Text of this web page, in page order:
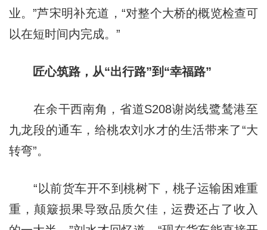
业。”芦宋明补充道，“对整个大桥的概览检查可
以在短时间内完成。”
匠心筑路，从“出行路”到“幸福路”
在余干西南角，省道S208谢岗线鹭鸶港至
九龙段的通车，给桃农刘水才的生活带来了“大
转弯”。
“以前货车开不到桃树下，桃子运输困难重
重，颠簸损果导致品质欠佳，运费还占了收入